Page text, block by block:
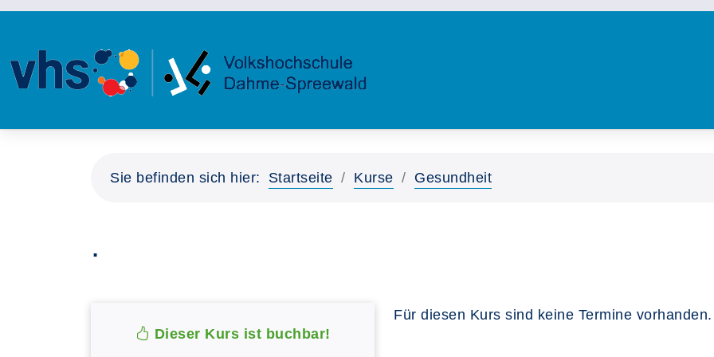
Sie befinden sich hier: Startseite Kurse Gesundheit
.
Dieser Kurs ist buchbar!
Für diesen Kurs sind keine Termine vorhanden.